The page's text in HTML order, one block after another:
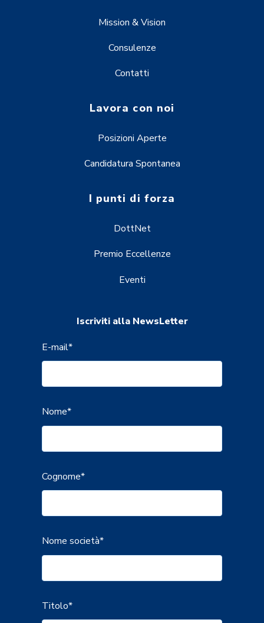
Mission & Vision
Consulenze
Contatti
Lavora con noi
Posizioni Aperte
Candidatura Spontanea
I punti di forza
DottNet
Premio Eccellenze
Eventi
Iscriviti alla NewsLetter
E-mail*
Nome*
Cognome*
Nome società*
Titolo*